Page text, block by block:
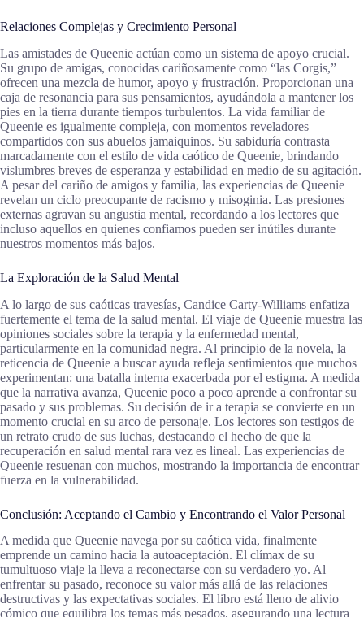
Relaciones Complejas y Crecimiento Personal
Las amistades de Queenie actúan como un sistema de apoyo crucial.
Su grupo de amigas, conocidas cariñosamente como “las Corgis,”
ofrecen una mezcla de humor, apoyo y frustración. Proporcionan una
caja de resonancia para sus pensamientos, ayudándola a mantener los
pies en la tierra durante tiempos turbulentos. La vida familiar de
Queenie es igualmente compleja, con momentos reveladores
compartidos con sus abuelos jamaiquinos. Su sabiduría contrasta
marcadamente con el estilo de vida caótico de Queenie, brindando
vislumbres breves de esperanza y estabilidad en medio de su agitación.
A pesar del cariño de amigos y familia, las experiencias de Queenie
revelan un ciclo preocupante de racismo y misoginia. Las presiones
externas agravan su angustia mental, recordando a los lectores que
incluso aquellos en quienes confiamos pueden ser inútiles durante
nuestros momentos más bajos.
La Exploración de la Salud Mental
A lo largo de sus caóticas travesías, Candice Carty-Williams enfatiza
fuertemente el tema de la salud mental. El viaje de Queenie muestra las
opiniones sociales sobre la terapia y la enfermedad mental,
particularmente en la comunidad negra. Al principio de la novela, la
reticencia de Queenie a buscar ayuda refleja sentimientos que muchos
experimentan: una batalla interna exacerbada por el estigma. A medida
que la narrativa avanza, Queenie poco a poco aprende a confrontar su
pasado y sus problemas. Su decisión de ir a terapia se convierte en un
momento crucial en su arco de personaje. Los lectores son testigos de
un retrato crudo de sus luchas, destacando el hecho de que la
recuperación en salud mental rara vez es lineal. Las experiencias de
Queenie resuenan con muchos, mostrando la importancia de encontrar
fuerza en la vulnerabilidad.
Conclusión: Aceptando el Cambio y Encontrando el Valor Personal
A medida que Queenie navega por su caótica vida, finalmente
emprende un camino hacia la autoaceptación. El clímax de su
tumultuoso viaje la lleva a reconectarse con su verdadero yo. Al
enfrentar su pasado, reconoce su valor más allá de las relaciones
destructivas y las expectativas sociales. El libro está lleno de alivio
cómico que equilibra los temas más pesados, asegurando una lectura